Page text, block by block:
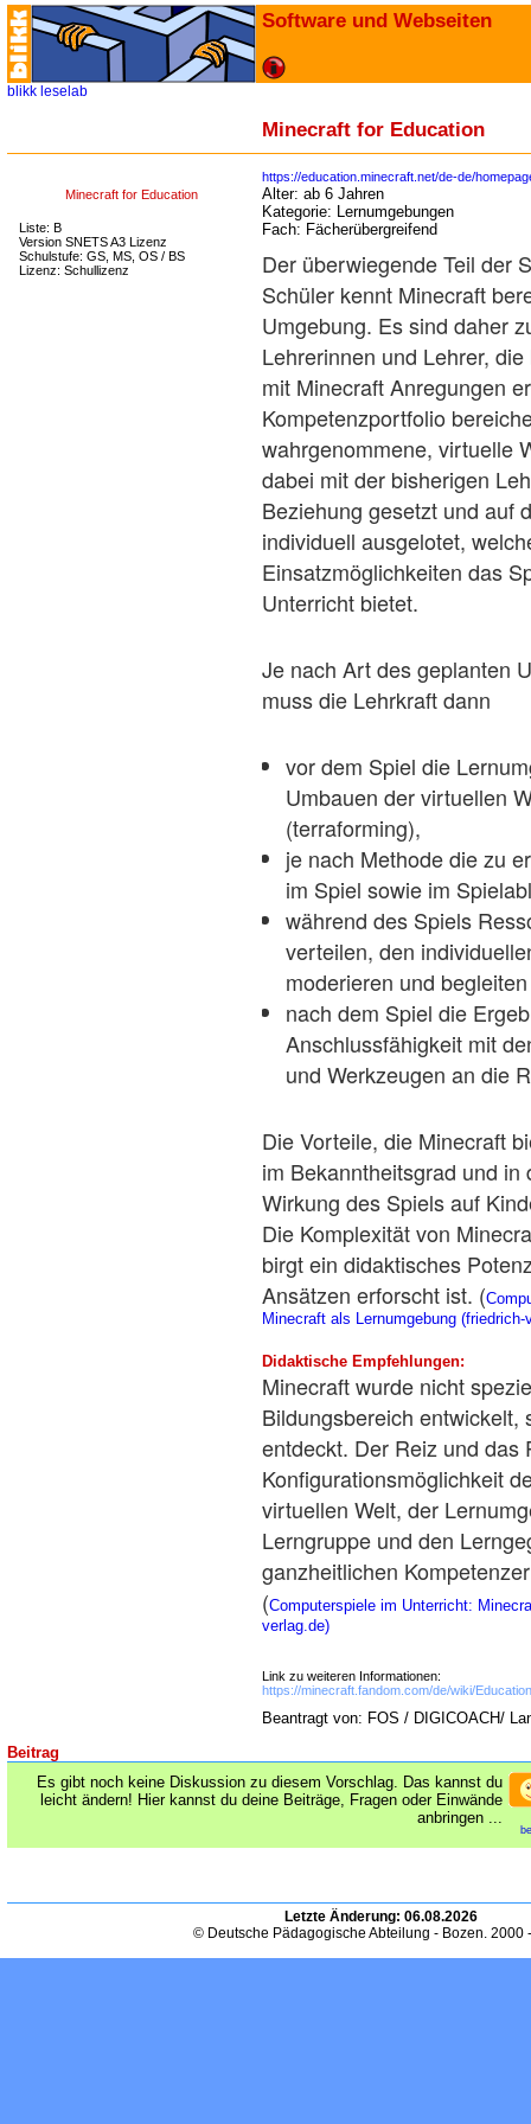
Software und Webseiten
blikk leselab
Minecraft for Education
Minecraft for Education
Liste: B
Version SNETS A3 Lizenz
Schulstufe: GS, MS, OS / BS
Lizenz: Schullizenz
https://education.minecraft.net/de-de/
Alter: ab 6 Jahren
Kategorie: Lernumgebungen
Fach: Fächerübergreifend
Der überwiegende Teil der
Schüler kennt Minecraft
Umgebung. Es sind daher
Lehrerinnen und Lehrer,
mit Minecraft Anregungen
Kompetenzportfolio
wahrgenommene, virtuelle
dabei mit der bisherigen
Beziehung gesetzt und auf
individuell ausgelotet,
Einsatzmöglichkeiten das
Unterricht bietet.
Je nach Art des geplanten
muss die Lehrkraft dann
vor dem Spiel die
Umbauen der virtuellen
(terraforming),
je nach Methode die zu
im Spiel sowie im
während des Spiels
verteilen, den
moderieren und
nach dem Spiel die
Anschlussfähigkeit mit
und Werkzeugen an die
Die Vorteile, die Minecraft
im Bekanntheitsgrad und in
Wirkung des Spiels auf
Die Komplexität von
birgt ein didaktisches
Ansätzen erforscht ist. (
Minecraft als Lernumgebung (friedrich-
Didaktische Empfehlungen:
Minecraft wurde nicht
Bildungsbereich entwickelt,
entdeckt. Der Reiz und das
Konfigurationsmöglichkeit
virtuellen Welt, der
Lerngruppe und den
ganzheitlichen
(Computerspiele im Unterricht:
verlag.de)
Link zu weiteren Informationen:
https://minecraft.fandom.com/de/wiki/
Beantragt von: FOS / DIGICOACH/
Beitrag
Es gibt noch keine Diskussion zu diesem Vorschlag. Das kannst du
leicht ändern! Hier kannst du deine Beiträge, Fragen oder Einwände
anbringen ...
Letzte Änderung: 06.08.2026
© Deutsche Pädagogische Abteilung - Bozen. 2000